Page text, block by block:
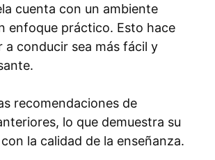
cuenta con un ambiente
enfoque práctico. Esto hace
a conducir sea más fácil y
recomendaciones de
lo que demuestra su
la calidad de la enseñanza.